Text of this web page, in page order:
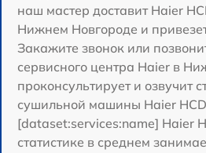
наш мастер доставит Haier
Нижнем Новгороде и
Закажите звонок или
сервисного центра Haier в
проконсультирует и озвучит
сушильной машины Haier
[dataset:services:name] Haier
статистике в среднем